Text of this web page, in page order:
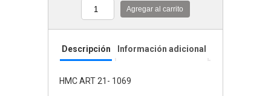
Cantidad Agregar al carrito
Descripción Información adicional
HMC ART 21- 1069